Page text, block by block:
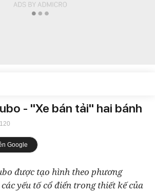
- "Xe bán tải" hai bánh
120
Google
được tạo hình theo phương
yếu tố cổ điển trong thiết kế của